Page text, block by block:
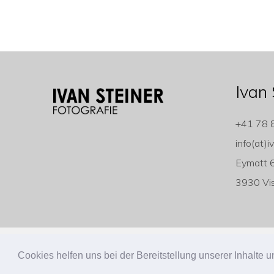
Cookies helfen uns bei der Bereitstellung unserer Inhalte
Ivan
+41 78
Eymatt
3930
Copyright ivan-steiner.ch